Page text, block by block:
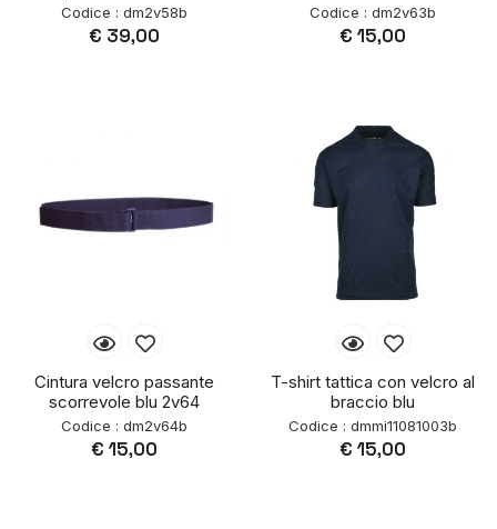
Codice : dm2v58b
€ 39,00
Codice : dm2v63b
€ 15,00
Cintura velcro passante
scorrevole blu 2v64
Codice : dm2v64b
€ 15,00
T-shirt tattica con velcro al
braccio blu
Codice : dmmi11081003b
€ 15,00